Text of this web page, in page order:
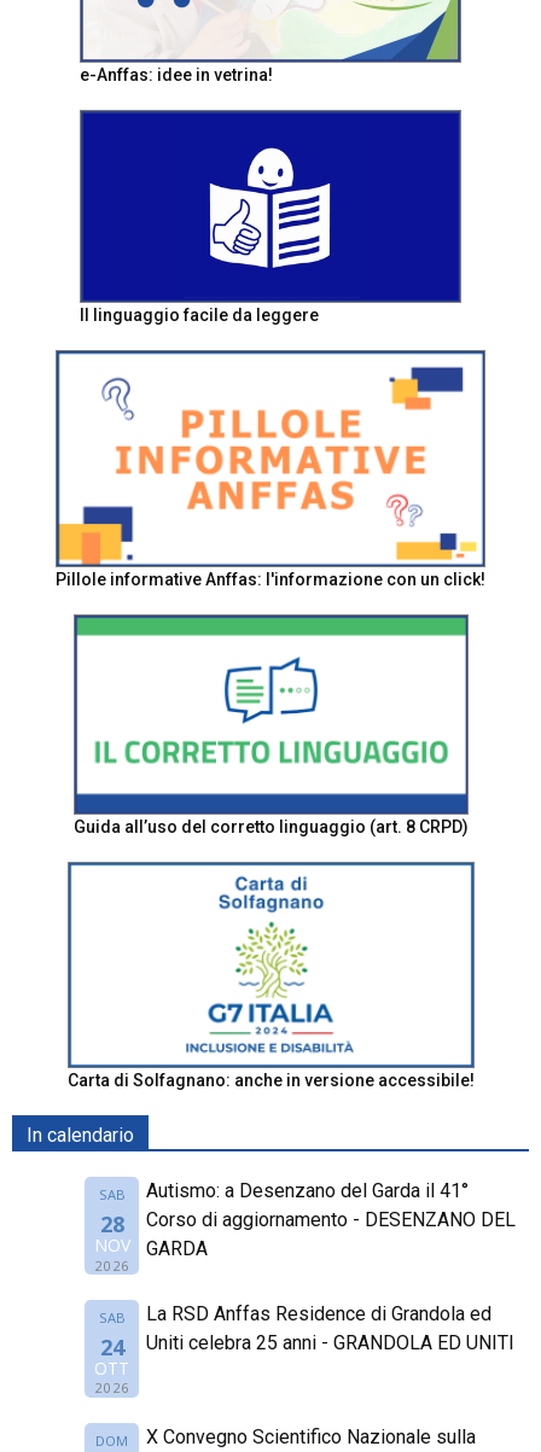
e-Anffas: idee in vetrina!
Il linguaggio facile da leggere
Pillole informative Anffas: l'informazione con un click!
Guida all’uso del corretto linguaggio (art. 8 CRPD)
Carta di Solfagnano: anche in versione accessibile!
In calendario
SAB
28
NOV
2026
Autismo: a Desenzano del Garda il 41°
Corso di aggiornamento - DESENZANO DEL
GARDA
SAB
24
OTT
2026
La RSD Anffas Residence di Grandola ed
Uniti celebra 25 anni - GRANDOLA ED UNITI
DOM
X Convegno Scientifico Nazionale sulla